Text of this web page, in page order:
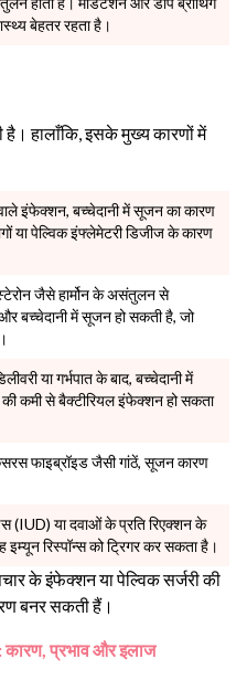
बेहतर रहता है।
हालाँकि, इसके मुख्य कारणों में
वाले इंफेक्शन, बच्चेदानी में सूजन का कारण
या पेल्विक इंफ्लेमेटरी डिजीज के कारण
जैसे हार्मोन के असंतुलन से
बच्चेदानी में सूजन हो सकती है, जो
या गर्भपात के बाद, बच्चेदानी में
कमी से बैक्टीरियल इंफेक्शन हो सकता
फाइब्रॉइड जैसी गांठें, सूजन कारण
(IUD) या दवाओं के प्रति रिएक्शन के
रिस्पॉन्स को ट्रिगर कर सकता है।
के इंफेक्शन या पेल्विक सर्जरी की
बनर सकती हैं।
प्रभाव और इलाज